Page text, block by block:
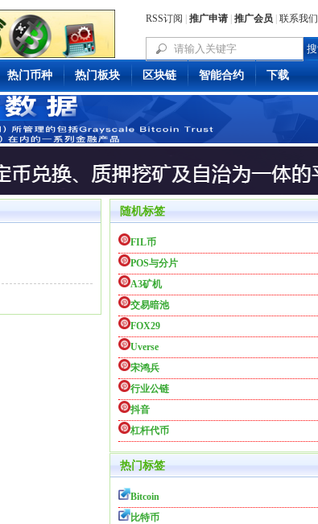
RSS订阅 推广申请 推广会员 联系我们
热门币种 热门板块 区块链 智能合约 下载
随机标签
FIL币
POS与分片
A3矿机
交易暗池
FOX29
Uverse
宋鸿兵
行业公链
抖音
杠杆代币
热门标签
Bitcoin
比特币